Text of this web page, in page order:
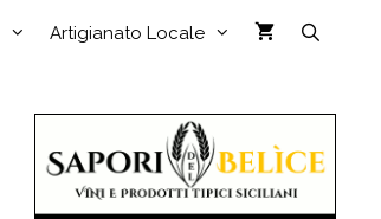
Artigianato Locale